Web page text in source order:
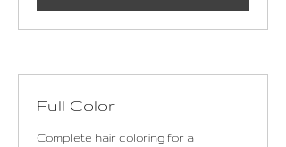
Full Color
Complete hair coloring for a